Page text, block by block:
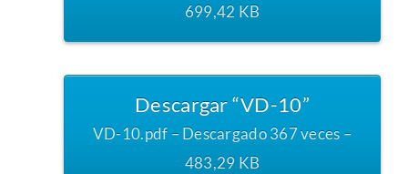
699,42 KB
Descargar “VD-10”
VD-10.pdf – Descargado 367 veces –
483,29 KB